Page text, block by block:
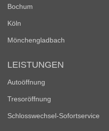
Bochum
Köln
Mönchengladbach
LEISTUNGEN
Autoöffnung
Tresoröffnung
Schlosswechsel-Sofortservice